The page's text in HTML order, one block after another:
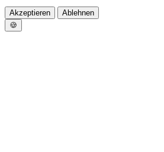
Akzeptieren
Ablehnen
🍪